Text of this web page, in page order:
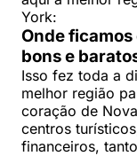
York:
Onde ficamos
bons e
Isso fez toda a
melhor região
coração de
centros
financeiros,